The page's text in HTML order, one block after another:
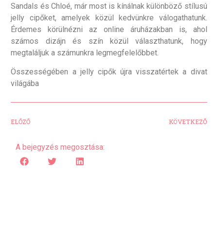
Sandals és Chloé, már most is kínálnak különböző stílusú
jelly cipőket, amelyek közül kedvünkre válogathatunk.
Érdemes körülnézni az online áruházakban is, ahol
számos dizájn és szín közül választhatunk, hogy
megtaláljuk a számunkra legmegfelelőbbet.
Összességében a jelly cipők újra visszatértek a divat
világába
ELŐZŐ KÖVETKEZŐ
A bejegyzés megosztása: